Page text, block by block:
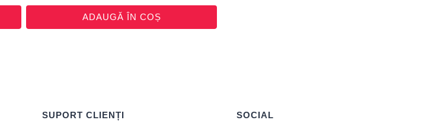
ADAUGĂ ÎN COȘ
SUPORT CLIENȚI SOCIAL